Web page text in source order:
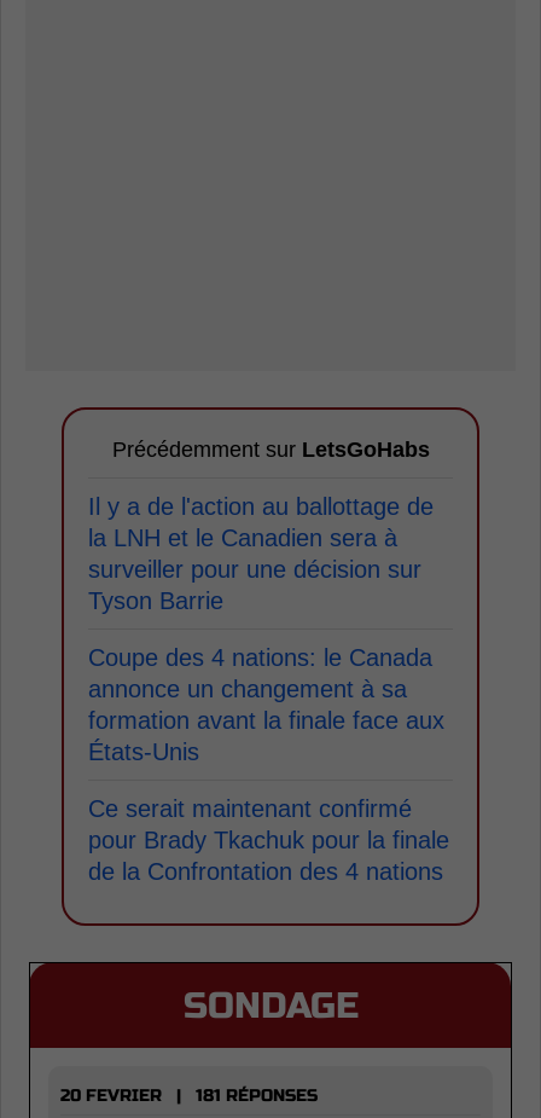
Précédemment sur LetsGoHabs
Il y a de l'action au ballottage de
la LNH et le Canadien sera à
surveiller pour une décision sur
Tyson Barrie
Coupe des 4 nations: le Canada
annonce un changement à sa
formation avant la finale face aux
États-Unis
Ce serait maintenant confirmé
pour Brady Tkachuk pour la finale
de la Confrontation des 4 nations
SONDAGE
20 FEVRIER | 181 RÉPONSES